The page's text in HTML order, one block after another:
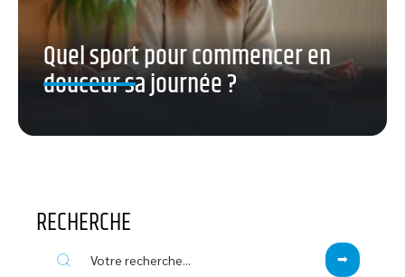
Quel sport pour commencer en
douceur sa journée ?
RECHERCHE